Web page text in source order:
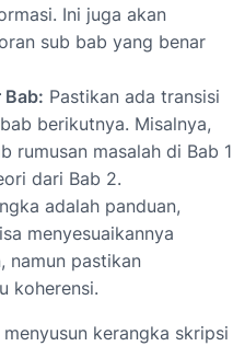
Ini juga akan
sub bab yang benar
Bab: Pastikan ada transisi
berikutnya. Misalnya,
rumusan masalah di Bab 1
dari Bab 2.
adalah panduan,
menyesuaikannya
namun pastikan
koherensi.
kerangka skripsi